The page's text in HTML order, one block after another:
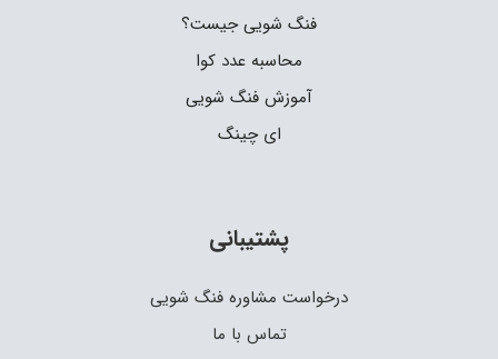
فنگ شویی جیست؟
محاسبه عدد کوا
آموزش فنگ شویی
ای چینگ
پشتیبانی
درخواست مشاوره فنگ شویی
تماس با ما